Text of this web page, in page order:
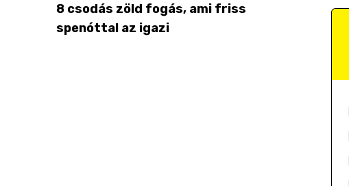
8 csodás zöld fogás, ami friss
spenóttal az igazi